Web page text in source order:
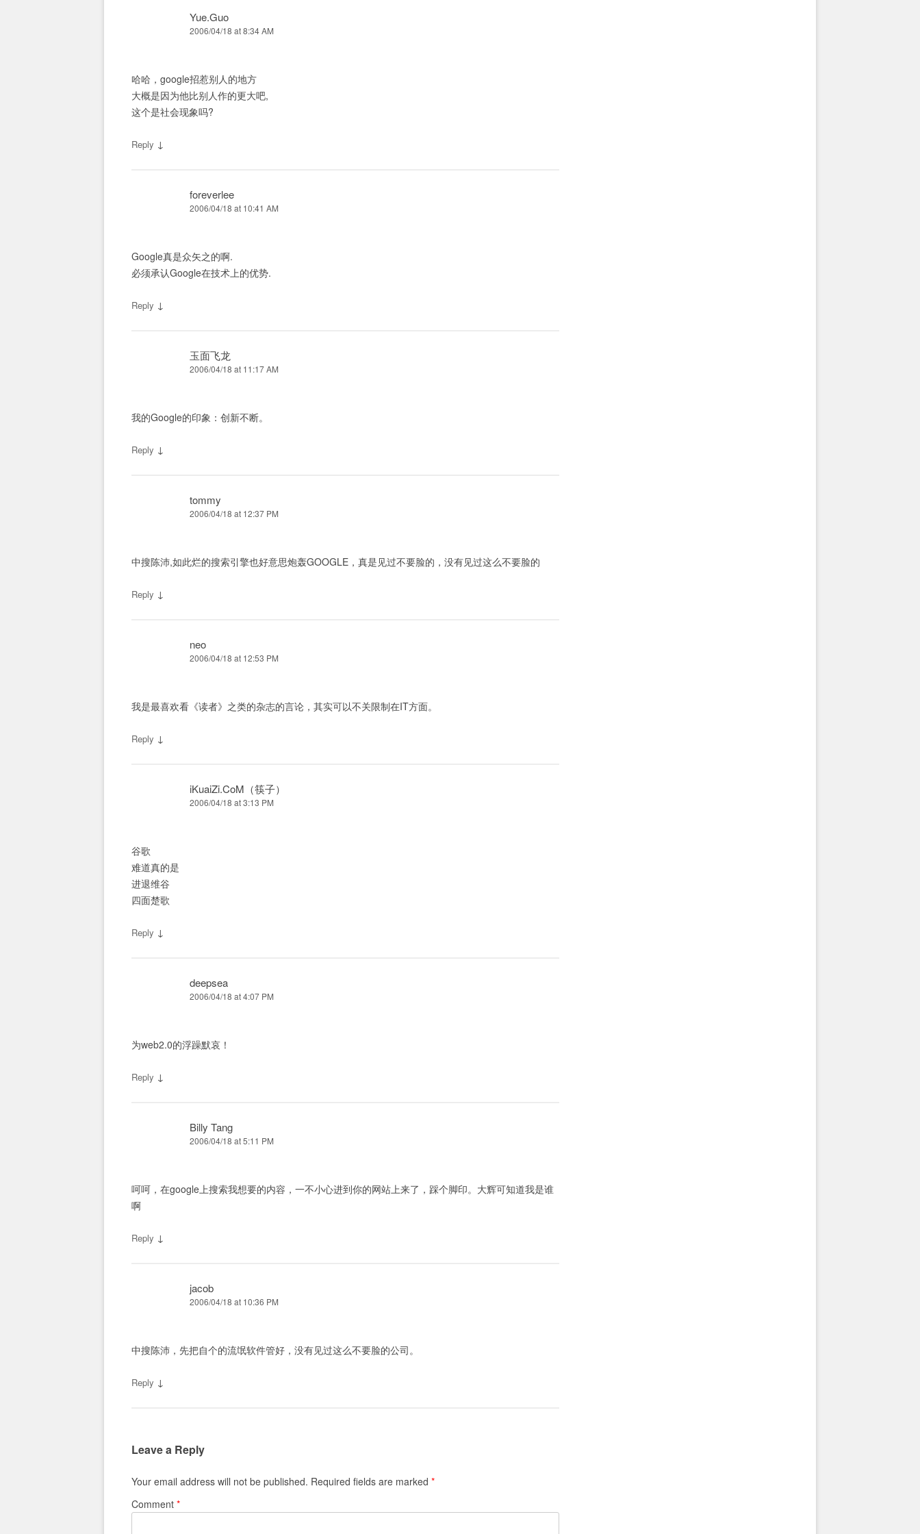
Yue.Guo
2006/04/18 at 8:34 AM
哈哈，google招惹别人的地方
大概是因为他比别人作的更大吧,
这个是社会现象吗?
Reply ↓
foreverlee
2006/04/18 at 10:41 AM
Google真是众矢之的啊.
必须承认Google在技术上的优势.
Reply ↓
玉面飞龙
2006/04/18 at 11:17 AM
我的Google的印象：创新不断。
Reply ↓
tommy
2006/04/18 at 12:37 PM
中搜陈沛,如此烂的搜索引擎也好意思炮轰GOOGLE，真是见过不要脸的，没有见过这么不要脸的
Reply ↓
neo
2006/04/18 at 12:53 PM
我是最喜欢看《读者》之类的杂志的言论，其实可以不关限制在IT方面。
Reply ↓
iKuaiZi.CoM（筷子）
2006/04/18 at 3:13 PM
谷歌
难道真的是
进退维谷
四面楚歌
Reply ↓
deepsea
2006/04/18 at 4:07 PM
为web2.0的浮躁默哀！
Reply ↓
Billy Tang
2006/04/18 at 5:11 PM
呵呵，在google上搜索我想要的内容，一不小心进到你的网站上来了，踩个脚印。大辉可知道我是谁
啊
Reply ↓
jacob
2006/04/18 at 10:36 PM
中搜陈沛，先把自个的流氓软件管好，没有见过这么不要脸的公司。
Reply ↓
Leave a Reply
Your email address will not be published. Required fields are marked *
Comment *